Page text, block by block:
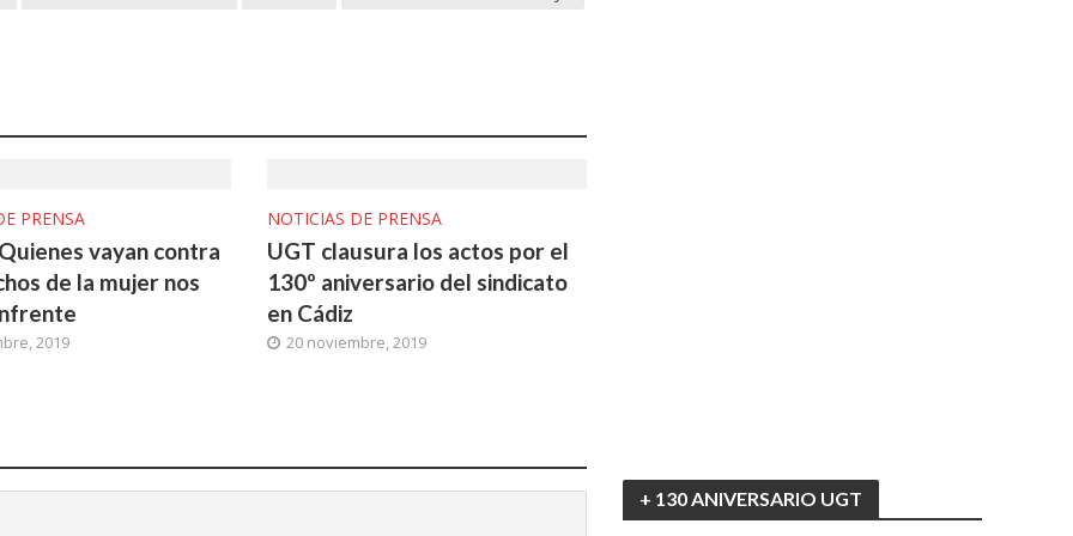
PRENSA
vayan contra
de la mujer nos
2019
NOTICIAS DE PRENSA
UGT clausura los actos por el
130º aniversario del sindicato
en Cádiz
20 noviembre, 2019
+ 130 ANIVERSARIO UGT